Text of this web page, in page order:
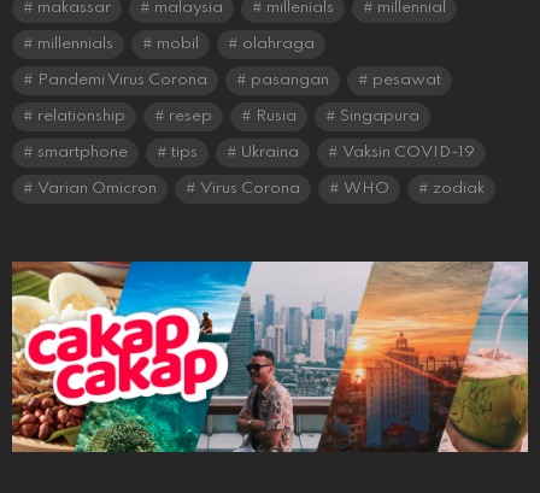
makassar malaysia millenials millennial
millennials mobil olahraga
Pandemi Virus Corona pasangan pesawat
relationship resep Rusia Singapura
smartphone tips Ukraina Vaksin COVID-19
Varian Omicron Virus Corona WHO zodiak